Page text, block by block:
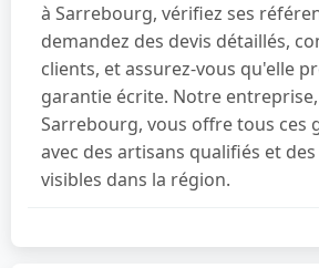
à Sarrebourg, vérifiez ses
demandez des devis détaillés,
clients, et assurez-vous qu'elle
garantie écrite. Notre
Sarrebourg, vous offre tous ces
avec des artisans qualifiés et
visibles dans la région.